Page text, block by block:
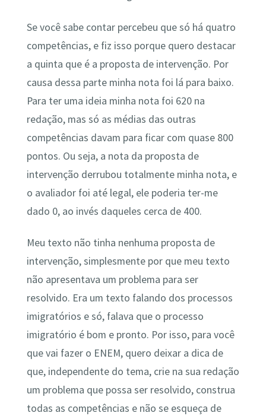
Se você sabe contar percebeu que só há quatro
competências, e fiz isso porque quero destacar
a quinta que é a proposta de intervenção. Por
causa dessa parte minha nota foi lá para baixo.
Para ter uma ideia minha nota foi 620 na
redação, mas só as médias das outras
competências davam para ficar com quase 800
pontos. Ou seja, a nota da proposta de
intervenção derrubou totalmente minha nota, e
o avaliador foi até legal, ele poderia ter-me
dado 0, ao invés daqueles cerca de 400.
Meu texto não tinha nenhuma proposta de
intervenção, simplesmente por que meu texto
não apresentava um problema para ser
resolvido. Era um texto falando dos processos
imigratórios e só, falava que o processo
imigratório é bom e pronto. Por isso, para você
que vai fazer o ENEM, quero deixar a dica de
que, independente do tema, crie na sua redação
um problema que possa ser resolvido, construa
todas as competências e não se esqueça de